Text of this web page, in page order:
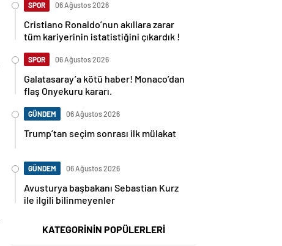
SPOR 06 Ağustos 2026
Cristiano Ronaldo’nun akıllara zarar
tüm kariyerinin istatistiğini çıkardık !
SPOR 06 Ağustos 2026
Galatasaray’a kötü haber! Monaco’dan
flaş Onyekuru kararı.
GÜNDEM 06 Ağustos 2026
Trump’tan seçim sonrası ilk mülakat
GÜNDEM 06 Ağustos 2026
Avusturya başbakanı Sebastian Kurz
ile ilgili bilinmeyenler
KATEGORİNİN POPÜLERLERİ